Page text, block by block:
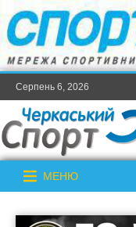
Серпень 6, 2026
МЕНЮ